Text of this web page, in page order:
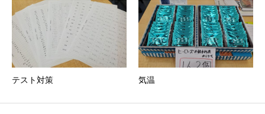
テスト対策 気温